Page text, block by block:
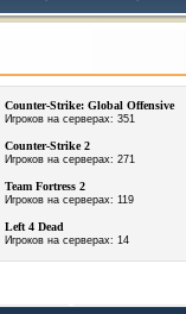
Counter-Strike: Global Offensive
Игроков на серверах: 351
Counter-Strike 2
Игроков на серверах: 271
Team Fortress 2
Игроков на серверах: 119
Left 4 Dead
Игроков на серверах: 14